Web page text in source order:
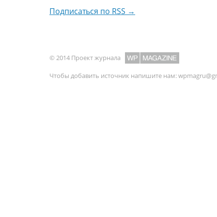
Подписаться по RSS →
© 2014 Проект журнала
Чтобы добавить источник напишите нам: